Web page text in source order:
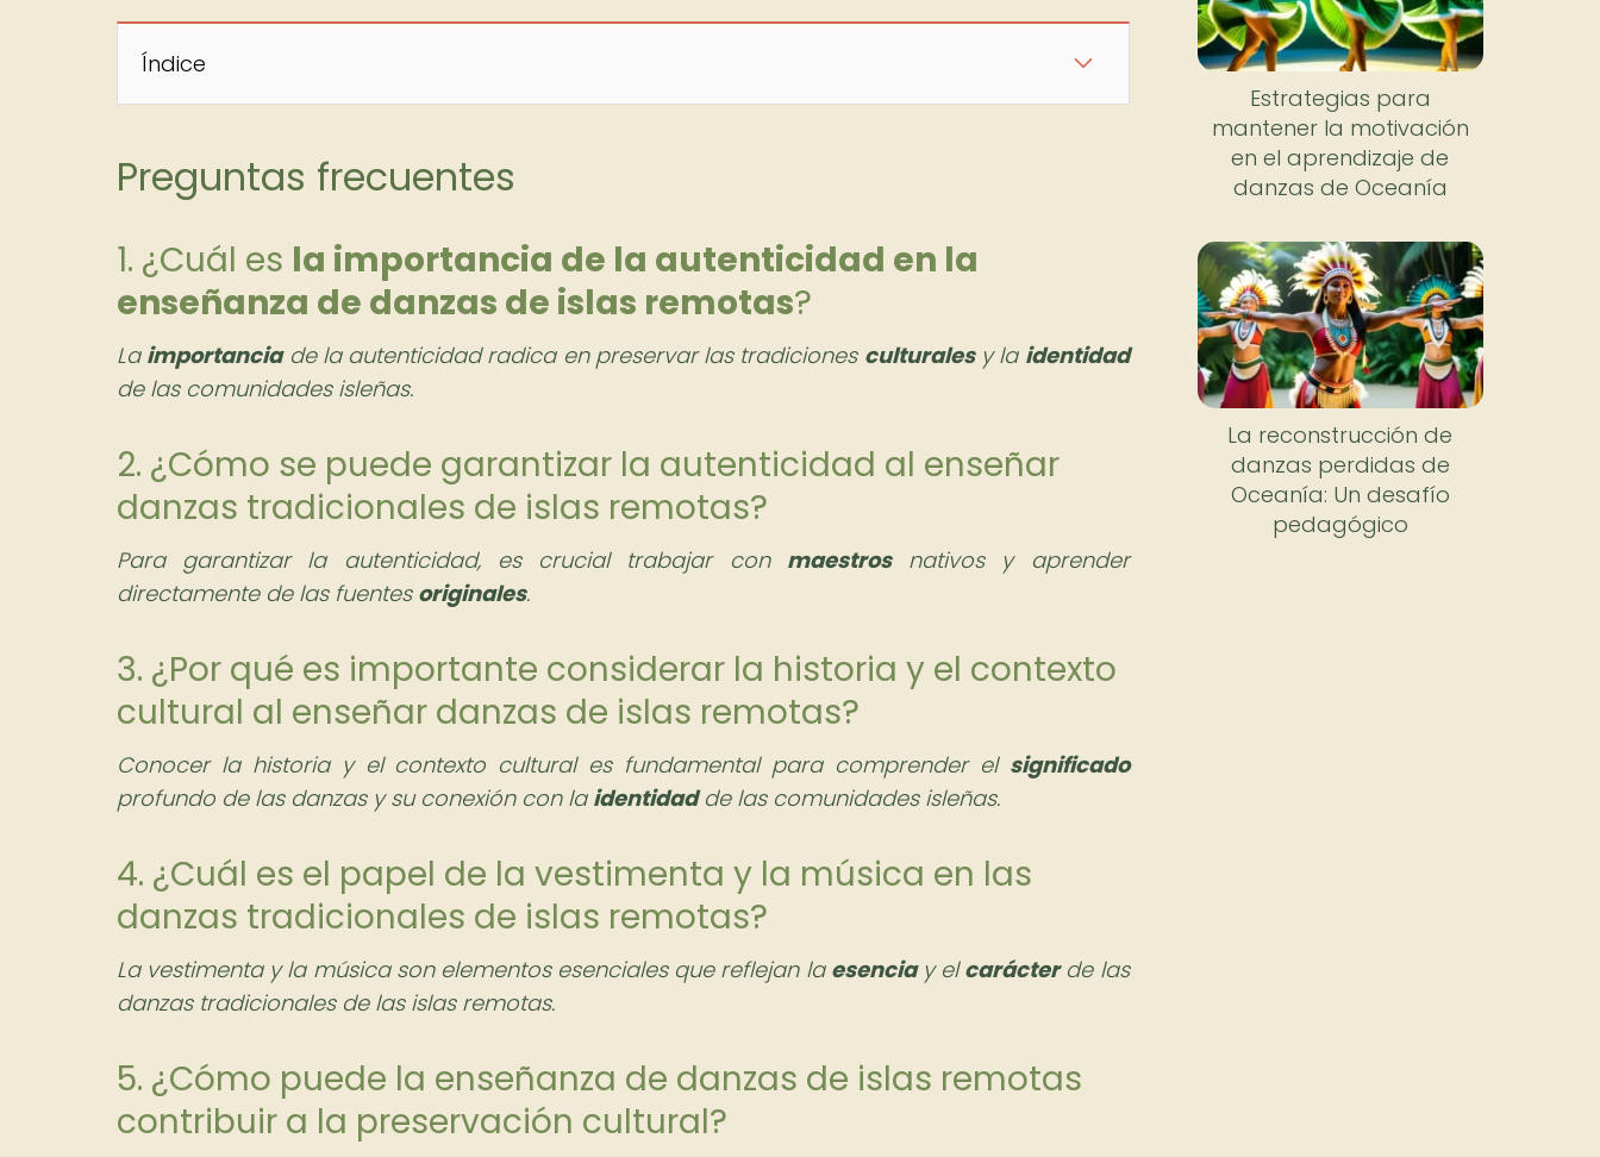
Índice
Preguntas frecuentes
1. ¿Cuál es la importancia de la autenticidad en la
enseñanza de danzas de islas remotas?
La importanciade la autenticidad radica en preservar las tradiciones culturalesy la identidad
de las comunidades isleñas.
2. ¿Cómo se puede garantizar la autenticidad al enseñar
danzas tradicionales de islas remotas?
Para garantizar la autenticidad, es crucial trabajar con maestrosnativos y aprender
directamente de las fuentes originales.
3. ¿Por qué es importante considerar la historia y el contexto
cultural al enseñar danzas de islas remotas?
Conocer la historia y el contexto cultural es fundamental para comprender el significado
profundo de las danzas y su conexión con la identidadde las comunidades isleñas.
4. ¿Cuál es el papel de la vestimenta y la música en las
danzas tradicionales de islas remotas?
La vestimenta y la música son elementos esenciales que reflejan la esenciay elcarácterde las
danzas tradicionales de las islas remotas.
5. ¿Cómo puede la enseñanza de danzas de islas remotas
contribuir a la preservación cultural?
Estrategias para
mantener la motivación
en el aprendizaje de
danzas de Oceanía
La reconstrucción de
danzas perdidas de
Oceanía: Un desafío
pedagógico